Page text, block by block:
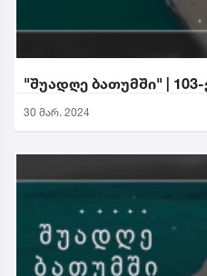
"შუადღე ბათუმში" |
30 მარ. 2024